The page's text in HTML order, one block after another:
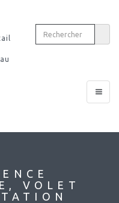
Toggle
VOLET